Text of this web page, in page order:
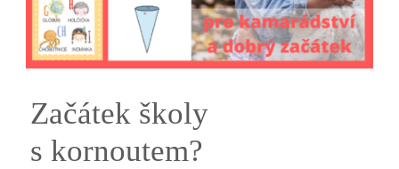
Začátek školy
s kornoutem?